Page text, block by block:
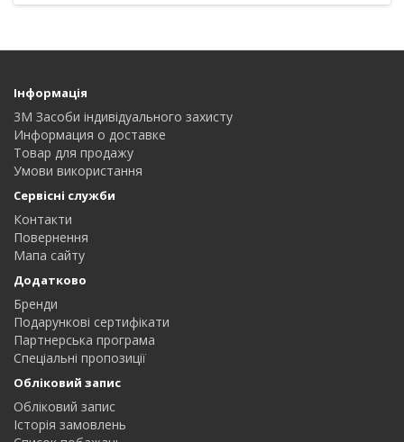
Інформація
3M Засоби індивідуального захисту
Информация о доставке
Товар для продажу
Умови використання
Сервісні служби
Контакти
Повернення
Мапа сайту
Додатково
Бренди
Подарункові сертифікати
Партнерська програма
Спеціальні пропозиції
Обліковий запис
Обліковий запис
Історія замовлень